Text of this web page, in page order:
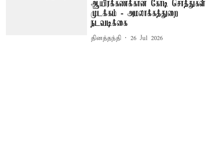
ஆயிரக்கணக்கான கோடி சொத்துகள்
முடக்கம் - அமலாக்கத்துறை
நடவடிக்கை
தினத்தந்தி 26 Jul 2026